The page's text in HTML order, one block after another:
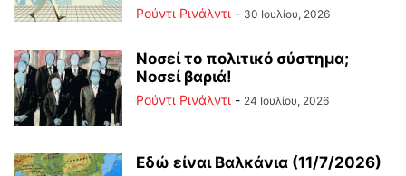
Ρούντι Ρινάλντι - 30 Ιουλίου, 2026
Νοσεί το πολιτικό σύστημα;
Νοσεί βαριά!
Ρούντι Ρινάλντι - 24 Ιουλίου, 2026
Εδώ είναι Βαλκάνια (11/7/2026)